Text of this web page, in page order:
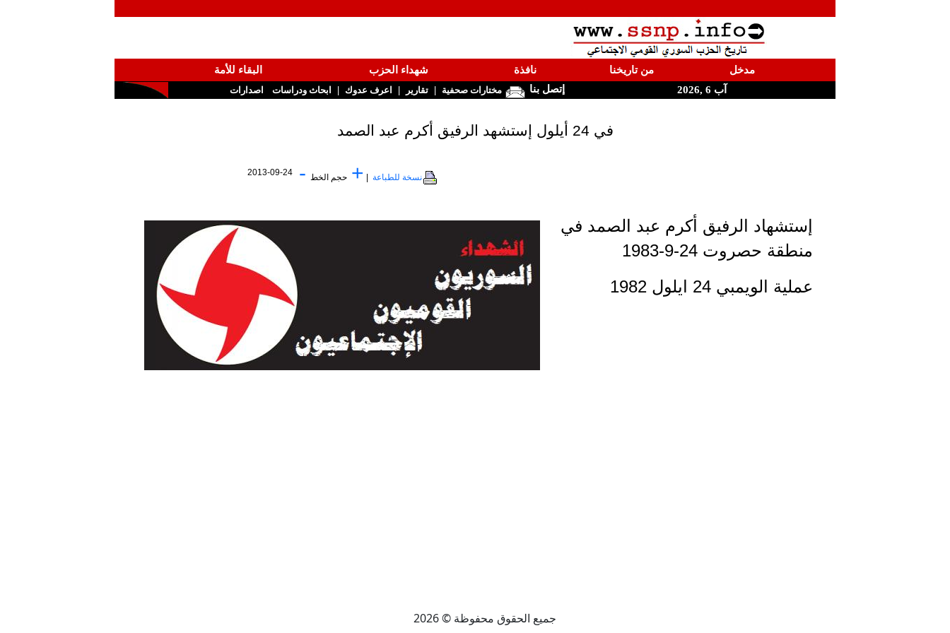
مدخل من تاريخنا نافذة شهداء الحزب
البقاء للأمة
آب 6 ,2026
إتصل بنا مختارات صحفية | تقارير | اعرف عدوك | ابحاث ودراسات اصدارات
في 24 أيلول إستشهد الرفيق أكرم عبد الصمد
نسخة للطباعة + حجم الخط -
2013-09-24
إستشهاد الرفيق أكرم عبد الصمد في
منطقة حصروت 24-9-1983
عملية الويمبي 24 ايلول 1982
جميع الحقوق محفوظة © 2026